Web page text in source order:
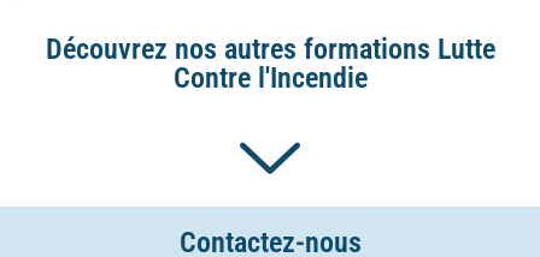
Découvrez nos autres formations Lutte
Contre l'Incendie
Contactez-nous